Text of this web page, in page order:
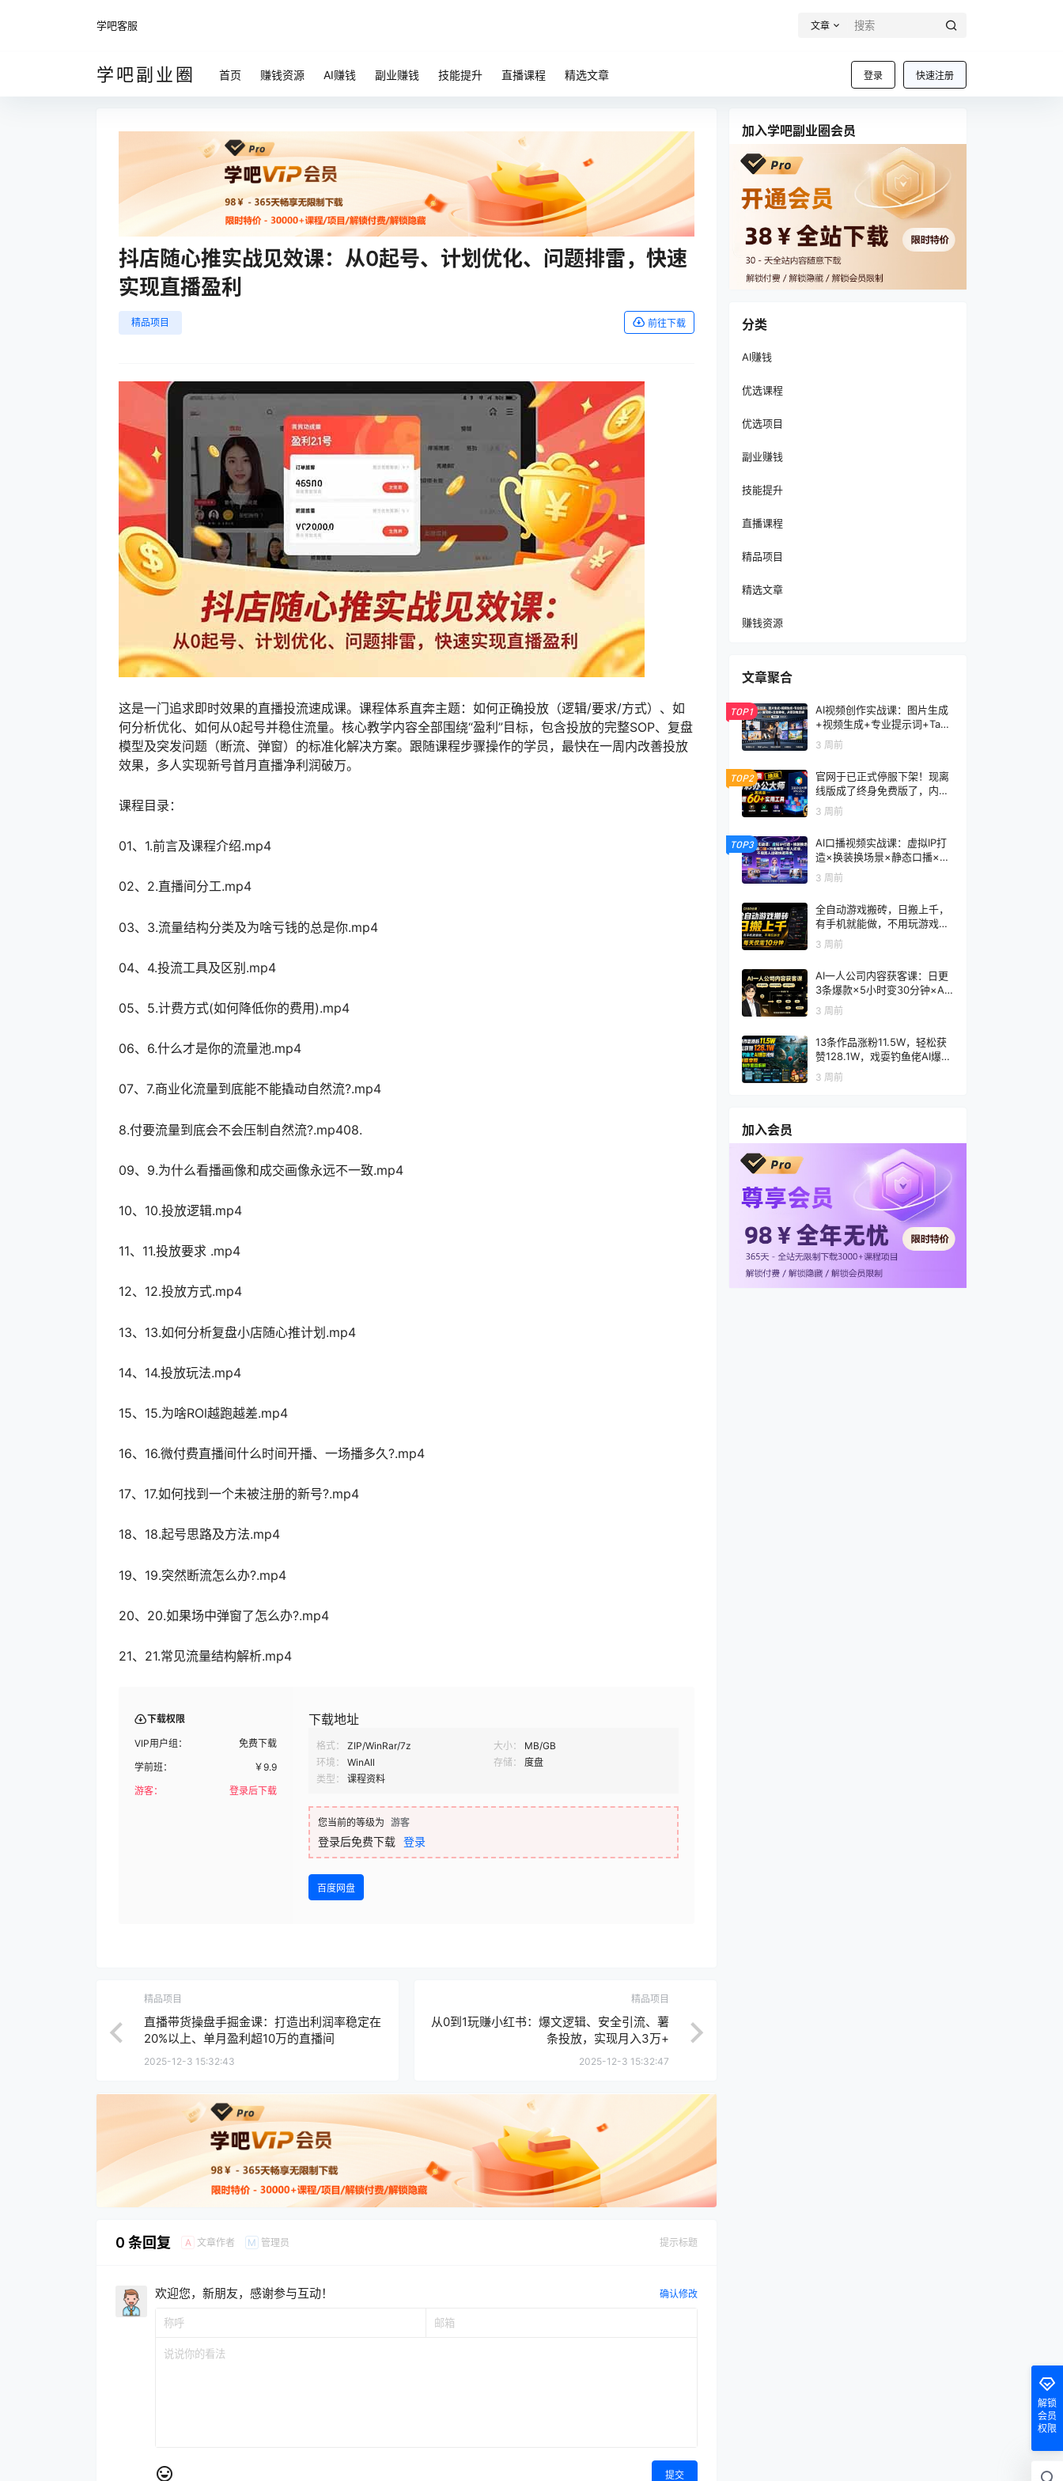
学吧客服 文章
学吧副业圈 登录 快速注册
首页 赚钱资源 AI赚钱 副业赚钱 技能提升 直播课程 精选文章
抖店随心推实战见效课：从0起号、计划优化、问题排雷，快速
实现直播盈利
精品项目 前往下载
这是一门追求即时效果的直播投流速成课。课程体系直奔主题：如何正确投放（逻辑/要求/方式）、如
何分析优化、如何从0起号并稳住流量。核心教学内容全部围绕“盈利”目标，包含投放的完整SOP、复盘
模型及突发问题（断流、弹窗）的标准化解决方案。跟随课程步骤操作的学员，最快在一周内改善投放
效果，多人实现新号首月直播净利润破万。
课程目录：
01、1.前言及课程介绍.mp4
02、2.直播间分工.mp4
03、3.流量结构分类及为啥亏钱的总是你.mp4
04、4.投流工具及区别.mp4
05、5.计费方式(如何降低你的费用).mp4
06、6.什么才是你的流量池.mp4
07、7.商业化流量到底能不能撬动自然流?.mp4
8.付要流量到底会不会压制自然流?.mp408.
09、9.为什么看播画像和成交画像永远不一致.mp4
10、10.投放逻辑.mp4
11、11.投放要求 .mp4
12、12.投放方式.mp4
13、13.如何分析复盘小店随心推计划.mp4
14、14.投放玩法.mp4
15、15.为啥ROl越跑越差.mp4
16、16.微付费直播间什么时间开播、一场播多久?.mp4
17、17.如何找到一个未被注册的新号?.mp4
18、18.起号思路及方法.mp4
19、19.突然断流怎么办?.mp4
20、20.如果场中弹窗了怎么办?.mp4
21、21.常见流量结构解析.mp4
下载权限
VIP用户组：
免费下载
学前班：
￥9.9
游客：
登录后下载
下载地址
格式： ZIP/WinRar/7z 大小：
MB/GB
环境：
WinAll 存储：
度盘
类型：
课程资料
您当前的等级为 游客
登录后免费下载 登录
百度网盘
精品项目
直播带货操盘手掘金课：打造出利润率稳定在
20%以上、单月盈利超10万的直播间
2025-12-3 15:32:43
精品项目
从0到1玩赚小红书：爆文逻辑、安全引流、薯
条投放，实现月入3万+
2025-12-3 15:32:47
0 条回复 A 文章作者 M 管理员 提示标题
欢迎您，新朋友，感谢参与互动！ 确认修改
提交
加入学吧副业圈会员
分类
AI赚钱
优选课程
优选项目
副业赚钱
技能提升
直播课程
精品项目
精选文章
赚钱资源
文章聚合
TOP1
AI视频创作实战课：图片生成
+视频生成+专业提示词+TapN
ow×首尾帧+全能参考，从零
到电影感成片
3 周前
TOP2
官网于已正式停服下架！现离
线版成了终身免费版了，内置
60+实用工具 万彩办公大师离
线版 OfficeBox
3 周前
TOP3
AI口播视频实战课：虚拟IP打
造×换装换场景×静态口播×行
走带货×双人访谈，不用真人
出镜快速落地
3 周前
全自动游戏搬砖，日搬上千，
有手机就能做，不用玩游戏，
每天仅需10分钟
3 周前
AI一人公司内容获客课：日更
3条爆款×5小时变30分钟×AI
员工自动打工，轻松实现多平
台获客
3 周前
13条作品涨粉11.5W，轻松获
赞128.1W，戏耍钓鱼佬AI爆款
视频，多渠道变现，全套制作
思路拆解
3 周前
加入会员
解锁
会员
权限